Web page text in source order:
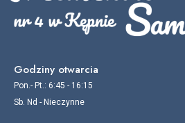
Godziny otwarcia
Pon.- Pt.: 6:45 - 16:15
Sb. Nd - Nieczynne